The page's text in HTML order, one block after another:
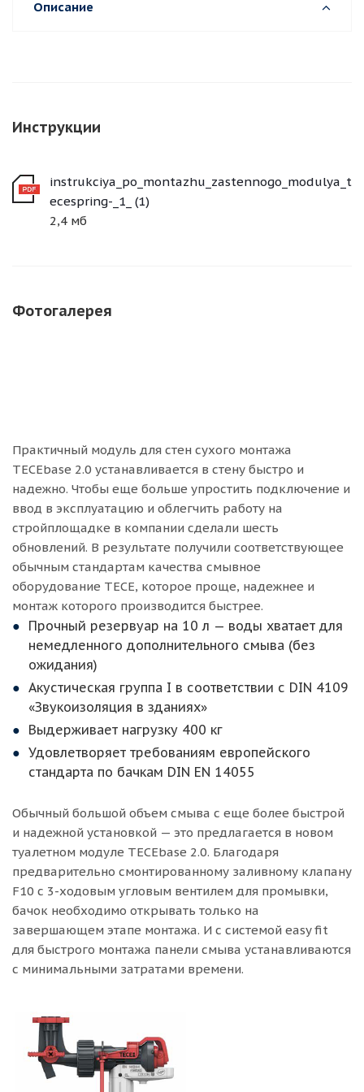
Описание
Практичный модуль для стен сухого монтажа
TECEbase 2.0 устанавливается в стену быстро и
надежно. Чтобы еще больше упростить подключение и
ввод в эксплуатацию и облегчить работу на
стройплощадке в компании сделали шесть
обновлений. В результате получили соответствующее
обычным стандартам качества смывное
оборудование TECE, которое проще, надежнее и
монтаж которого производится быстрее.
Прочный резервуар на 10 л — воды хватает для
немедленного дополнительного смыва (без
ожидания)
Акустическая группа I в соответствии с DIN 4109
«Звукоизоляция в зданиях»
Выдерживает нагрузку 400 кг
Удовлетворяет требованиям европейского
стандарта по бачкам DIN EN 14055
Обычный большой объем смыва с еще более быстрой
и надежной установкой — это предлагается в новом
туалетном модуле TECEbase 2.0. Благодаря
предварительно смонтированному заливному клапану
F10 с 3-ходовым угловым вентилем для промывки,
бачок необходимо открывать только на
завершающем этапе монтажа. И с системой easy fit
для быстрого монтажа панели смыва устанавливаются
с минимальными затратами времени.
Инструкции
instrukciya_po_montazhu_zastennogo_modulya_t
ecespring-_1_ (1)
2,4 мб
Фотогалерея